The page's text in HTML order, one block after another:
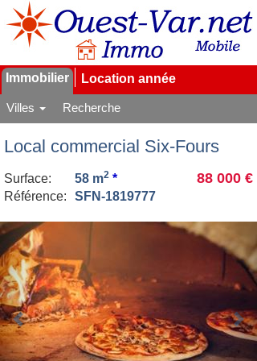
Immobilier Location année
Villes Recherche
Local commercial Six-Fours
88 000 €
Surface: 58 m2 *
Référence:
SFN-1819777